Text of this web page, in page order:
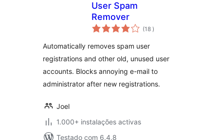
User Spam
Remover
(18 classificações
)
Automatically removes spam user
registrations and other old, unused user
accounts. Blocks annoying e-mail to
administrator after new registrations.
Joel
1.000+ instalações activas
Testado com 6.4.8